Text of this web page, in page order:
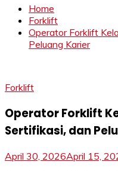
Home
Forklift
Operator Forklift
Peluang Karier
Forklift
Operator Forklift
Sertifikasi, dan
April 30, 2026April 15,